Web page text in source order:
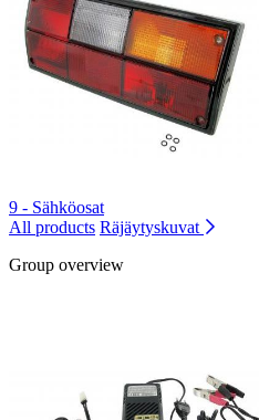
9 - Sähköosat
All products Räjäytyskuvat
Group overview